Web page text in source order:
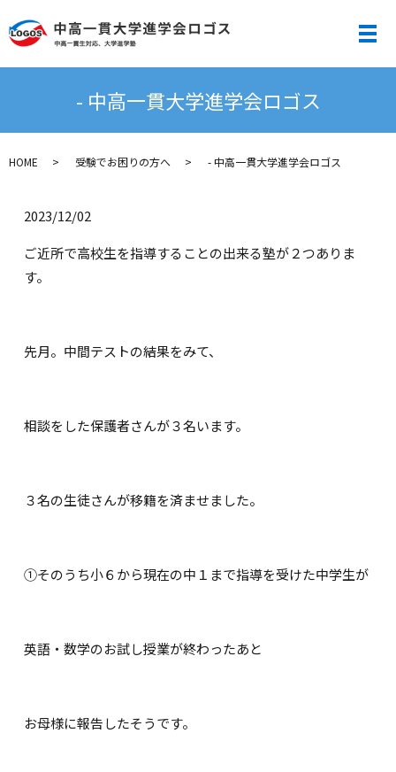
メ
- 中高一貫大学進学会ロゴス
HOME 受験でお困りの方へ - 中高一貫大学進学会ロゴス
2023/12/02
ご近所で高校生を指導することの出来る塾が２つありま
す。
先月。中間テストの結果をみて、
相談をした保護者さんが３名います。
３名の生徒さんが移籍を済ませました。
①そのうち小６から現在の中１まで指導を受けた中学生が
英語・数学のお試し授業が終わったあと
お母様に報告したそうです。